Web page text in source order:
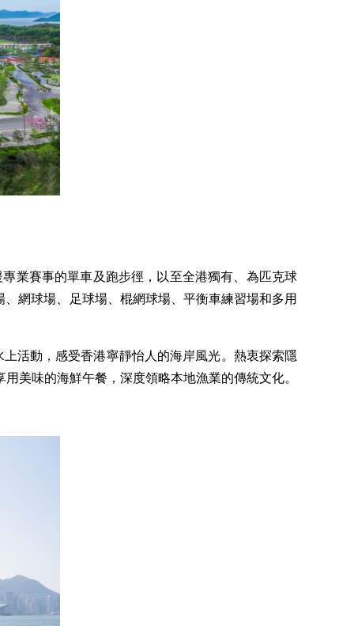
業賽事的單車及跑步徑，以至全港獨有、為匹克球
網球場、足球場、棍網球場、平衡車練習場和多用
活動，感受香港寧靜怡人的海岸風光。熱衷探索隱
美味的海鮮午餐，深度領略本地漁業的傳統文化。